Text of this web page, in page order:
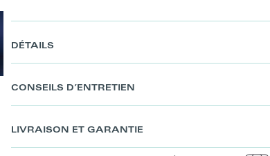
DÉTAILS
CONSEILS D’ENTRETIEN
LIVRAISON ET GARANTIE